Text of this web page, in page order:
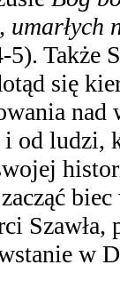
5). Także
się
nad
od ludzi,
Szawła,
w